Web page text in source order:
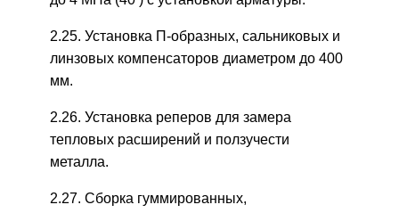
2.25. Установка П-образных, сальниковых и
линзовых компенсаторов диаметром до 400
мм.
2.26. Установка реперов для замера
тепловых расширений и ползучести
металла.
2.27. Сборка гуммированных,